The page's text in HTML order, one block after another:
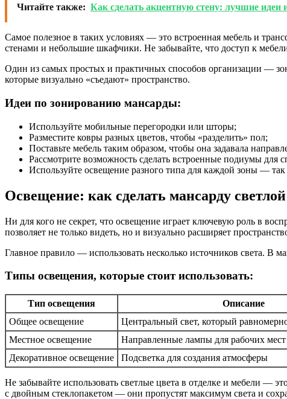
Читайте также: Как сделать акцентную стену: лучшие идеи
Самое полезное в таких условиях — это встроенная мебель и
стенами и небольшие шкафчики. Не забывайте, что доступ к
Один из самых простых и практичных способов организации —
которые визуально «съедают» пространство.
Идеи по зонированию мансарды:
Используйте мобильные перегородки или шторы;
Разместите ковры разных цветов, чтобы «разделить» пол;
Поставьте мебель таким образом, чтобы она задавала
Рассмотрите возможность сделать встроенные подиумы для
Используйте освещение разного типа для каждой зоны — так
Освещение: как сделать мансарду
Ни для кого не секрет, что освещение играет ключевую роль в
позволяет не только видеть, но и визуально расширяет
Главное правило — использовать несколько источников света. В
Типы освещения, которые стоит использовать:
Тип освещения Описание
Общее освещение
Центральный свет, который
Местное освещение
Направленные лампы для рабочих
Декоративное освещение
Подсветка для создания атмосферы
Не забывайте использовать светлые цвета в отделке и мебели —
с двойным стеклопакетом — они пропустят максимум света и